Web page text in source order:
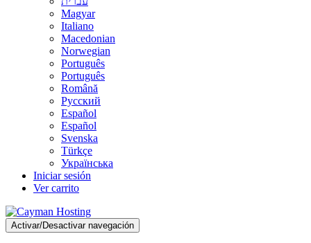
Magyar
Italiano
Macedonian
Norwegian
Português
Português
Română
Русский
Español
Español
Svenska
Türkçe
Українська
Iniciar sesión
Ver carrito
Activar/Desactivar navegación